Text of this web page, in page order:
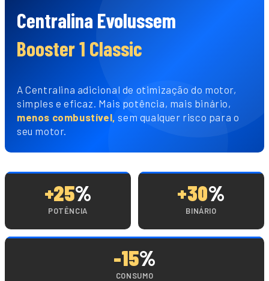
Centralina Evolussem
Booster 1 Classic
A Centralina adicional de otimização do motor,
simples e eficaz. Mais potência, mais binário,
menos combustível, sem qualquer risco para o
seu motor.
+25%
POTÊNCIA
+30%
BINÁRIO
-15%
CONSUMO